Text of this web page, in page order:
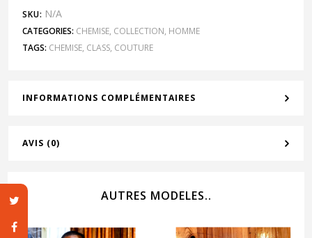
SKU: N/A
CATEGORIES: CHEMISE, COLLECTION, HOMME
TAGS: CHEMISE, CLASS, COUTURE
INFORMATIONS COMPLÉMENTAIRES
AVIS (0)
AUTRES MODELES..